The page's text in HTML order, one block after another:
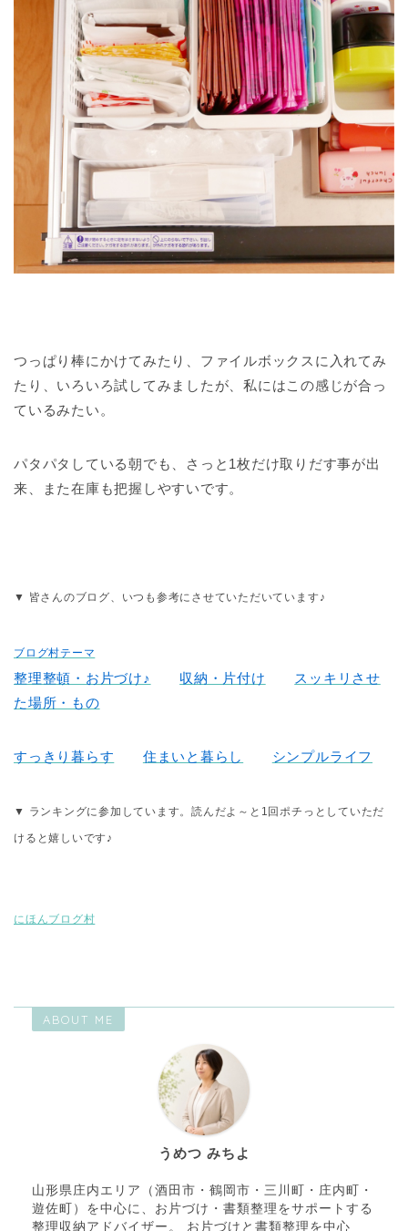
つっぱり棒にかけてみたり、ファイルボックスに入れてみ
たり、いろいろ試してみましたが、私にはこの感じが合っ
ているみたい。
パタパタしている朝でも、さっと1枚だけ取りだす事が出
来、また在庫も把握しやすいです。
▼ 皆さんのブログ、いつも参考にさせていただいています♪
ブログ村テーマ
整理整頓・お片づけ♪ 収納・片付け
スッキリさせ
た場所・もの
すっきり暮らす 住まいと暮らし シンプルライフ
▼ ランキングに参加しています。読んだよ～と1回ポチっとしていただ
けると嬉しいです♪
にほんブログ村
ABOUT ME
うめつ みちよ
山形県庄内エリア（酒田市・鶴岡市・三川町・庄内町・
遊佐町）を中心に、お片づけ・書類整理をサポートする
整理収納アドバイザー。 お片づけと書類整理を中心